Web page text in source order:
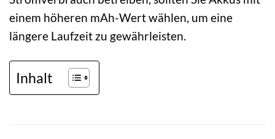
einem höheren mAh-Wert wählen, um eine
längere Laufzeit zu gewährleisten.
Inhalt